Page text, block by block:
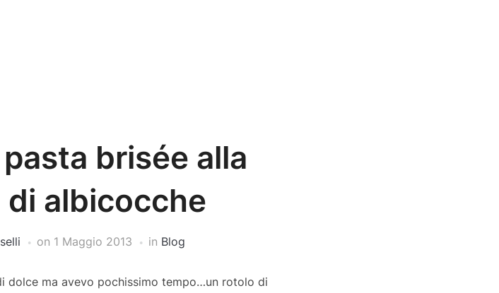
brisée alla
albicocche
on 1 Maggio 2013 in Blog
dolce ma avevo pochissimo tempo…un rotolo di